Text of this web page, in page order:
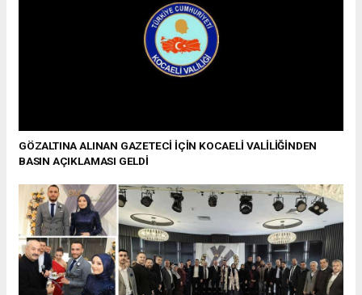
GÖZALTINA ALINAN GAZETECİ İÇİN KOCAELİ VALİLİĞİNDEN
BASIN AÇIKLAMASI GELDİ